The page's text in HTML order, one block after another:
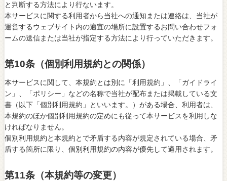
と判断する方法により行ないます。
本サービスに関する利用者から当社への通知または連絡は、当社が
運営するウェブサイト内の適宜の場所に設置するお問い合わせフォ
ームの送信または当社が指定する方法により行っていただきます。
第10条（個別利用規約との関係）
本サービスに関して、本規約とは別に「利用規約」、「ガイドライ
ン」、「ポリシー」などの名称で当社が配布または掲載している文
書（以下「個別利用規約」といいます。）がある場合、利用者は、
本規約のほか個別利用規約の定めにも従って本サービスを利用しな
ければなりません。
個別利用規約と本規約とで矛盾する内容が規定されている場合、矛
盾する箇所に限り、個別利用規約の内容が優先して適用されます。
第11条（本規約等の変更）